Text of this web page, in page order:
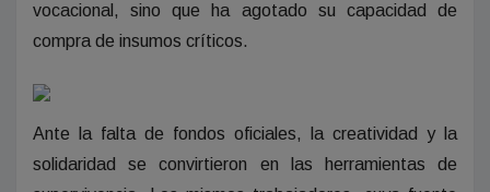
vocacional, sino que ha agotado su capacidad de
compra de insumos críticos.
Ante la falta de fondos oficiales, la creatividad y la
solidaridad se convirtieron en las herramientas de